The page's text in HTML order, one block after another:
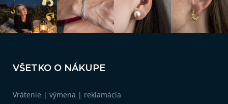
VŠETKO O NÁKUPE
Vrátenie | výmena | reklamácia